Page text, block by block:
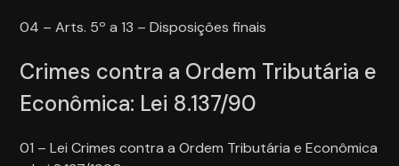
04 – Arts. 5º a 13 – Disposiçôes finais
Crimes contra a Ordem Tributária e
Econômica: Lei 8.137/90
01 – Lei Crimes contra a Ordem Tributária e Econômica